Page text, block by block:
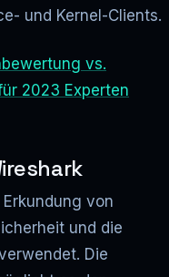
und Kernel-Clients.
vs.
2023 Experten
von
und die
Die